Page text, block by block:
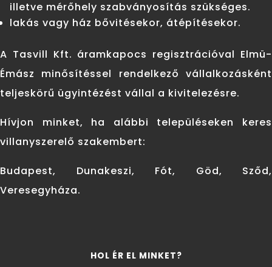
illetve mérőhely szabványosítás szükséges.
lakás vagy ház bővitésekor, átépítésekor.
A Tasvill Kft. áramkapocs regisztrációval Elmü-
Émász minősítéssel rendelkező vállalkozásként
teljeskörű ügyintézést vállal a kivitelezésre.
Hívjon minket, ha alábbi településeken keres
villanyszerelő szakembert:
Budapest, Dunakeszi, Fót, Göd, Sződ,
Veresegyháza.
HOL ÉR EL MINKET?